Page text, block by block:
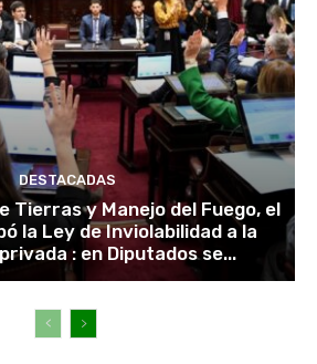
DESTACADAS
Tierras y Manejo del Fuego, el
la Ley de Inviolabilidad a la
: en Diputados se...